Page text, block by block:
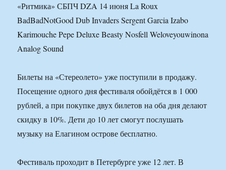
«Ритмика» СБПЧ DZA 14 июня La Roux
BadBadNotGood Dub Invaders Sergent Garcia Izabo
Karimouche Pepe Deluxe Beasty Nosfell Weloveyouwinona
Analog Sound
Билеты на «Стереолето» уже поступили в продажу.
Посещение одного дня фестиваля обойдётся в 1 000
рублей, а при покупке двух билетов на оба дня делают
скидку в 10%. Дети до 10 лет смогут послушать
музыку на Елагином острове бесплатно.
Фестиваль проходит в Петербурге уже 12 лет. В